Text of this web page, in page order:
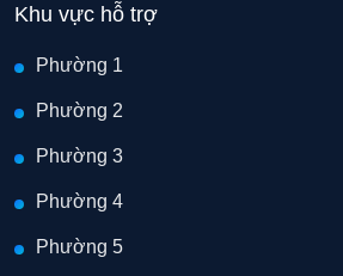
Khu vực hỗ trợ
Phường 1
Phường 2
Phường 3
Phường 4
Phường 5